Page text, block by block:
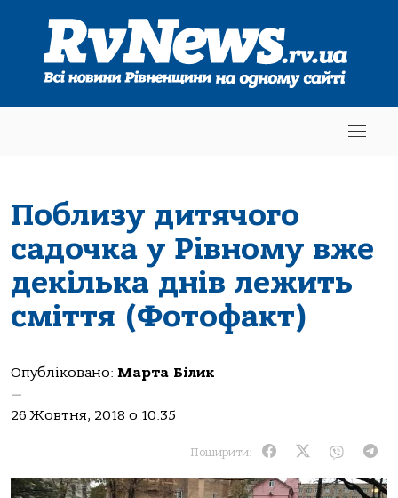
Поблизу дитячого
садочка у Рівному вже
декілька днів лежить
сміття (Фотофакт)
Опубліковано: Марта Білик
—
26 Жовтня, 2018 о 10:35
Поширити: